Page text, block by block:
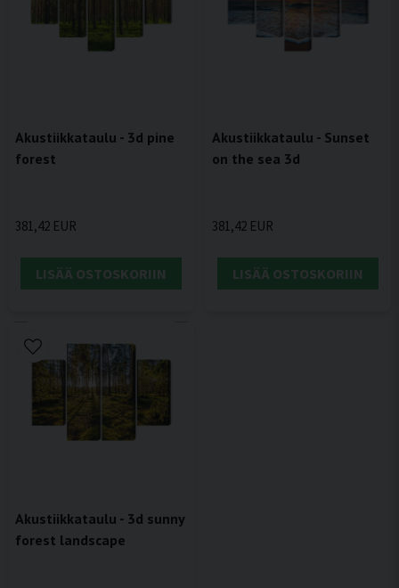
Akustiikkataulu - 3d pine
forest
381,42 EUR
LISÄÄ OSTOSKORIIN
Akustiikkataulu - Sunset
on the sea 3d
381,42 EUR
LISÄÄ OSTOSKORIIN
Akustiikkataulu - 3d sunny
forest landscape